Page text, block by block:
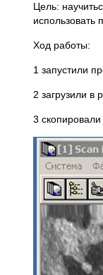
Цель:
Ход работы:
1 запустили
2 загрузили в
3